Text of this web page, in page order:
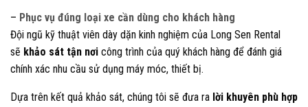
– Phục vụ đúng loại xe cần dùng cho khách hàng
Đội ngũ kỹ thuật viên dày dặn kinh nghiệm của Long Sen Rental
sẽ khảo sát tận nơi công trình của quý khách hàng để đánh giá
chính xác nhu cầu sử dụng máy móc, thiết bị.
Dựa trên kết quả khảo sát, chúng tôi sẽ đưa ra lời khuyên phù hợp